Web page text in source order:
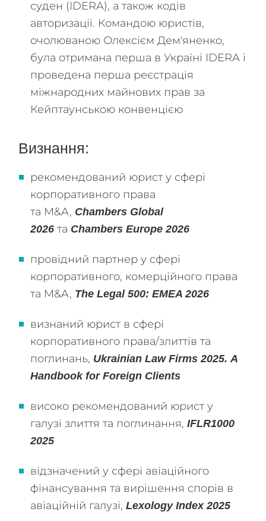
суден (IDERA), а також кодів
авторизації. Командою юристів,
очолюваною Олексієм Дем'яненко,
була отримана перша в Україні IDERA і
проведена перша реєстрація
міжнародних майнових прав за
Кейптаунською конвенцією
Визнання:
рекомендований юрист у сфері
корпоративного права
та M&A, Chambers Global
2026та Chambers Europe 2026
провідний партнер у сфері
корпоративного, комерційного права
та M&A, The Legal 500: EMEA 2026
визнаний юрист в сфері
корпоративного права/злиттів та
поглинань, Ukrainian Law Firms 2025. A
Handbook for Foreign Clients
високо рекомендований юрист у
галузі злиття та поглинання,IFLR1000
2025
відзначений у сфері авіаційного
фінансування та вирішення спорів в
авіаційній галузі,Lexology Index 2025